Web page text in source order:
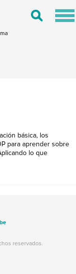
Toggle
básica, los
para aprender sobre
lo que
reservados.